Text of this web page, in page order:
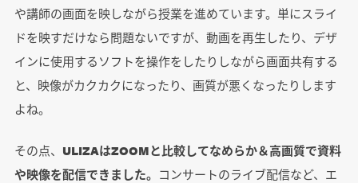
や講師の画面を映しながら授業を進めています。単にスライ
ドを映すだけなら問題ないですが、動画を再生したり、デザ
インに使用するソフトを操作をしたりしながら画面共有する
と、映像がカクカクになったり、画質が悪くなったりします
よね。
その点、 ULIZAはZOOMと比較してなめらか＆高画質で資料
や映像を配信できました。 コンサートのライブ配信など、エ